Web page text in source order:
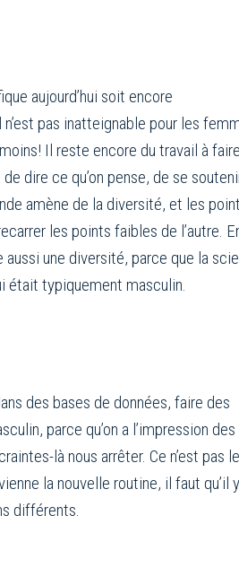
aujourd’hui soit encore
pas inatteignable pour les
Il reste encore du travail à faire
dire ce qu’on pense, de se
amène de la diversité, et les
les points faibles de l’autre.
une diversité, parce que la
était typiquement masculin.
des bases de données, faire des
parce qu’on a l’impression des
là nous arrêter. Ce n’est pas le
la nouvelle routine, il faut qu’il
différents.